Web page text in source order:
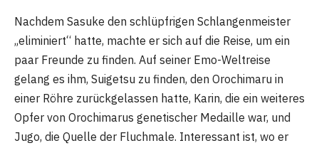
Nachdem Sasuke den schlüpfrigen Schlangenmeister
„eliminiert“ hatte, machte er sich auf die Reise, um ein
paar Freunde zu finden. Auf seiner Emo-Weltreise
gelang es ihm, Suigetsu zu finden, den Orochimaru in
einer Röhre zurückgelassen hatte, Karin, die ein weiteres
Opfer von Orochimarus genetischer Medaille war, und
Jugo, die Quelle der Fluchmale. Interessant ist, wo er